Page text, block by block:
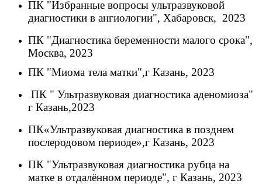
ПК "Избранные вопросы ультразвуковой
диагностики в ангиологии", Хабаровск, 2023
ПК "Диагностика беременности малого срока",
Москва, 2023
ПК "Миома тела матки",г Казань, 2023
ПК " Ультразвуковая диагностика аденомиоза"
г Казань,2023
ПК«Ультразвуковая диагностика в позднем
послеродовом периоде»,г Казань, 2023
ПК "Ультразвуковая диагностика рубца на
матке в отдалённом периоде", г Казань, 2023